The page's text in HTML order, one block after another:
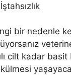
İştahsızlık
bir nedenle
cilt kadar